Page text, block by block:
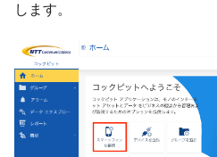
します。